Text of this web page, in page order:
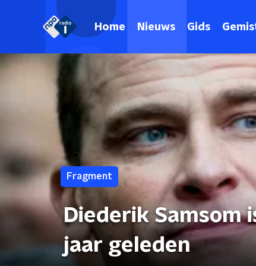
Home Nieuws Gids
Fragment
Diederik Samsom
jaar geleden